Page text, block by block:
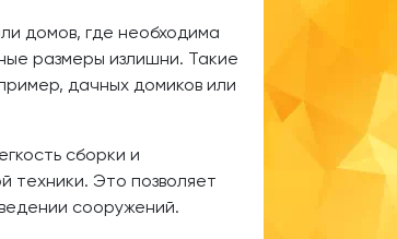
домов, где необходима
размеры излишни. Такие
дачных домиков или
сборки и
техники. Это позволяет
сооружений.